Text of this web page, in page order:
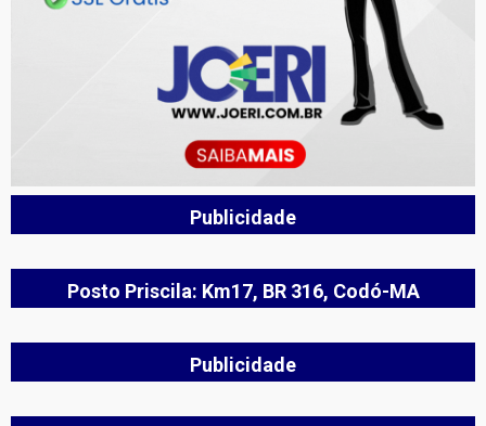
Publicidade
Posto Priscila: Km17, BR 316, Codó-MA
Publicidade